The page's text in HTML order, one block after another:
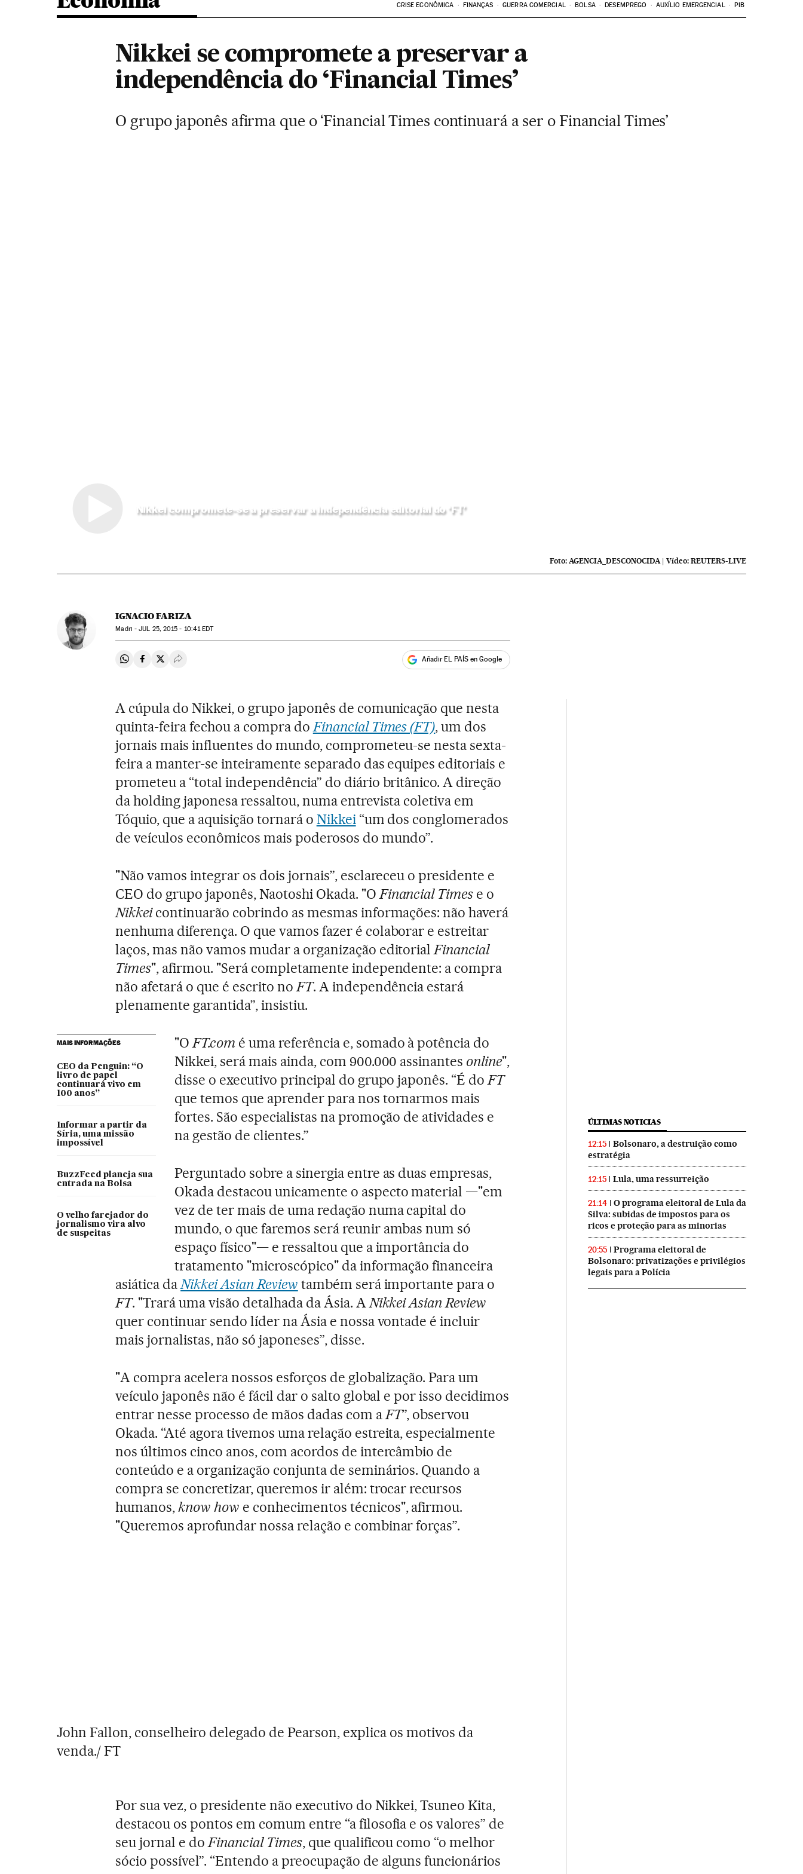
CRISE ECONÔMICA FINANÇAS GUERRA COMERCIAL BOLSA DESEMPREGO AUXÍLIO EMERGENCIAL PIB
Nikkei se compromete a preservar a
independência do ‘Financial Times’
O grupo japonês afirma que o ‘Financial Times continuará a ser o Financial Times’
Nikkei compromete-se a preservar a independência editorial do ‘FT’
Foto: AGENCIA_DESCONOCIDA |Vídeo: REUTERS-LIVE
IGNACIO FARIZA
Madri -JUL 25, 2015 - 10:41EDT
Compartir en Whatsapp
Compartir en Facebook
Compartir en Twitter
Desplegar Redes Sociales Añadir EL PAÍS en Google
A cúpula do Nikkei, o grupo japonês de comunicação que nesta
quinta-feira fechou a compra doFinancial Times (FT), um dos
jornais mais influentes do mundo, comprometeu-se nesta sexta-
feira a manter-se inteiramente separado das equipes editoriais e
prometeu a “total independência” do diário britânico. A direção
da holding japonesa ressaltou, numa entrevista coletiva em
Tóquio, que a aquisição tornará o Nikkei“um dos conglomerados
de veículos econômicos mais poderosos do mundo”.
"Não vamos integrar os dois jornais”, esclareceu o presidente e
CEO do grupo japonês, Naotoshi Okada. "OFinancial Times e o
Nikkeicontinuarão cobrindo as mesmas informações: não haverá
nenhuma diferença. O que vamos fazer é colaborar e estreitar
laços, mas não vamos mudar a organização editorialFinancial
Times", afirmou. "Será completamente independente: a compra
não afetará o que é escrito noFT. A independência estará
plenamente garantida”, insistiu.
MAIS INFORMAÇÕES
CEO da Penguin: “O
livro de papel
continuará vivo em
100 anos”
Informar a partir da
Síria, uma missão
impossível
BuzzFeed planeja sua
entrada na Bolsa
O velho farejador do
jornalismo vira alvo
de suspeitas
"OFT.com é uma referência e, somado à potência do
Nikkei, será mais ainda, com 900.000 assinantes online",
disse o executivo principal do grupo japonês. “É doFT
que temos que aprender para nos tornarmos mais
fortes. São especialistas na promoção de atividades e
na gestão de clientes.”
Perguntado sobre a sinergia entre as duas empresas,
Okada destacou unicamente o aspecto material —"em
vez de ter mais de uma redação numa capital do
mundo, o que faremos será reunir ambas num só
espaço físico"— e ressaltou que a importância do
tratamento "microscópico" da informação financeira
asiática daNikkei Asian Review também será importante para o
FT. "Trará uma visão detalhada da Ásia. ANikkei Asian Review
quer continuar sendo líder na Ásia e nossa vontade é incluir
mais jornalistas, não só japoneses”, disse.
"A compra acelera nossos esforços de globalização. Para um
veículo japonês não é fácil dar o salto global e por isso decidimos
entrar nesse processo de mãos dadas com aFT”, observou
Okada. “Até agora tivemos uma relação estreita, especialmente
nos últimos cinco anos, com acordos de intercâmbio de
conteúdo e a organização conjunta de seminários. Quando a
compra se concretizar, queremos ir além: trocar recursos
humanos,know how e conhecimentos técnicos", afirmou.
"Queremos aprofundar nossa relação e combinar forças”.
John Fallon, conselheiro delegado de Pearson, explica os motivos da
venda./ FT
Por sua vez, o presidente não executivo do Nikkei, Tsuneo Kita,
destacou os pontos em comum entre “a filosofia e os valores” de
seu jornal e doFinancial Times, que qualificou como “o melhor
sócio possível”. “Entendo a preocupação de alguns funcionários
ÚLTIMAS NOTICIAS
12:15
Bolsonaro, a destruição como
estratégia
12:15 Lula, uma ressurreição
21:14
O programa eleitoral de Lula da
Silva: subidas de impostos para os
ricos e proteção para as minorias
20:55
Programa eleitoral de
Bolsonaro: privatizações e privilégios
legais para a Polícia